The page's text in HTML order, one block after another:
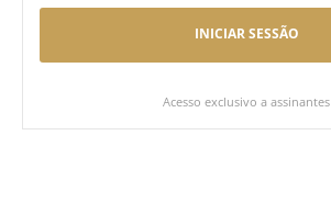
INICIAR SESSÃO
Acesso exclusivo a assinantes